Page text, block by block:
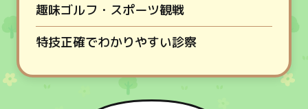
趣味ゴルフ・スポーツ観戦
特技正確でわかりやすい診察